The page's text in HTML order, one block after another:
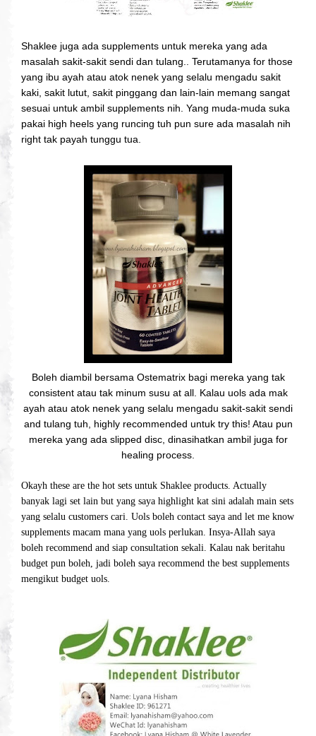
Shaklee juga ada supplements untuk mereka yang ada
masalah sakit-sakit sendi dan tulang.. Terutamanya for those
yang ibu ayah atau atok nenek yang selalu mengadu sakit
kaki, sakit lutut, sakit pinggang dan lain-lain memang sangat
sesuai untuk ambil supplements nih. Yang muda-muda suka
pakai high heels yang runcing tuh pun sure ada masalah nih
right tak payah tunggu tua.
Boleh diambil bersama Ostematrix bagi mereka yang tak
consistent atau tak minum susu at all. Kalau uols ada mak
ayah atau atok nenek yang selalu mengadu sakit-sakit sendi
and tulang tuh, highly recommended untuk try this! Atau pun
mereka yang ada slipped disc, dinasihatkan ambil juga for
healing process.
Okayh these are the hot sets untuk Shaklee products. Actually
banyak lagi set lain but yang saya highlight kat sini adalah main sets
yang selalu customers cari. Uols boleh contact saya and let me know
supplements macam mana yang uols perlukan. Insya-Allah saya
boleh recommend and siap consultation sekali. Kalau nak beritahu
budget pun boleh, jadi boleh saya recommend the best supplements
mengikut budget uols.